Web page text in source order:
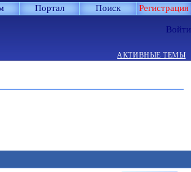
Портал Поиск Регистрация
Войти
АКТИВНЫЕ ТЕМЫ